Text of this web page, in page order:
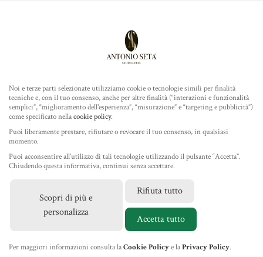
ROLEX
TUDOR
GIOIELLERIA
IL NEGOZIO
NEWS
NOVITÀ2025
Noi e terze parti selezionate utilizziamo cookie o tecnologie simili per finalità
tecniche e, con il tuo consenso, anche per altre finalità (“interazioni e funzionalità
semplici”, “miglioramento dell'esperienza”, “misurazione” e “targeting e pubblicità”)
come specificato nellacookie policy.
Puoi liberamente prestare, rifiutare o revocare il tuo consenso, in qualsiasi
momento.
Puoi acconsentire all’utilizzo di tali tecnologie utilizzando il pulsante “Accetta”.
Chiudendo questa informativa, continui senza accettare.
Scopri di più e
personalizza
Rifiuta tutto
Accetta tutto
Per maggiori informazioni consulta laCookie Policye laPrivacy Policy.